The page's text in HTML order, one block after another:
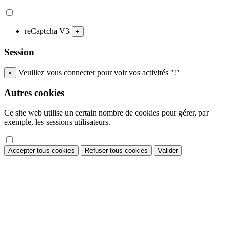
reCaptcha V3 +
Session
× Veuillez vous connecter pour voir vos activités "!"
Autres cookies
Ce site web utilise un certain nombre de cookies pour gérer, par
exemple, les sessions utilisateurs.
Accepter tous cookies Refuser tous cookies Valider